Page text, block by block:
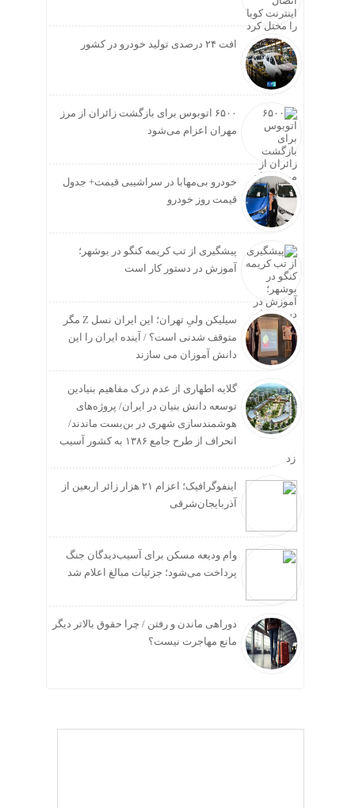
افت ۲۴ درصدی تولید خودرو در کشور
۶۵۰۰ اتوبوس برای بازگشت زائران از مرز
مهران اعزام می‌شود
خودرو بی‌مهابا در سراشیبی قیمت+ جدول
قیمت روز خودرو
پیشگیری از تب کریمه کنگو در بوشهر؛
آموزش در دستور کار است
سیلیکن ولیِ تهران؛ این ایران نسل Z مگر
متوقف شدنی است؟ / آینده ایران را این
دانش آموزان می سازند
گلایه اطهاری از عدم درک مفاهیم بنیادین
توسعه دانش بنیان در ایران/ پروژه‌های
هوشمندسازی شهری در بن‌بست ماندند/
انحراف از طرح جامع ۱۳۸۶ به کشور آسیب
زد
اینفوگرافیک؛ اعزام ۲۱ هزار زائر اربعین از
آذربایجان‌شرقی
وام ودیعه مسکن برای آسیب‌دیدگان جنگ
پرداخت می‌شود؛ جزئیات مبالغ اعلام شد
دوراهی ماندن و رفتن / چرا حقوق بالاتر دیگر
مانع مهاجرت نیست؟